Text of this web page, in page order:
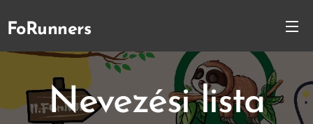
FoRunners
Nevezési lista